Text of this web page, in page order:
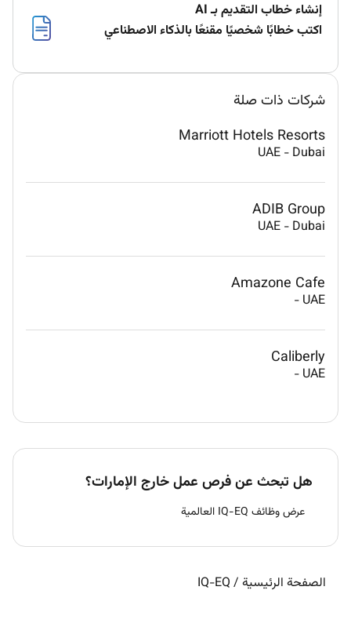
إنشاء خطاب التقديم بـ AI
اكتب خطابًا شخصيًا مقنعًا بالذكاء الاصطناعي
شركات ذات صلة
Marriott Hotels Resorts
UAE - Dubai
ADIB Group
UAE - Dubai
Amazone Cafe
UAE
-
Caliberly
UAE
-
هل تبحث عن فرص عمل خارج الإمارات؟
عرض وظائف IQ-EQ العالمية
الصفحة الرئيسية /
IQ-EQ